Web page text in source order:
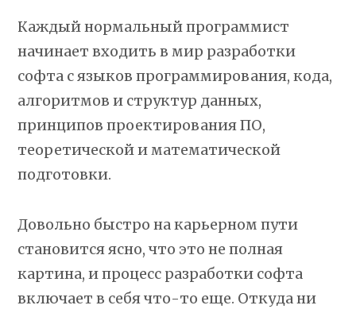
Каждый нормальный программист
начинает входить в мир разработки
софта с языков программирования, кода,
алгоритмов и структур данных,
принципов проектирования ПО,
теоретической и математической
подготовки.
Довольно быстро на карьерном пути
становится ясно, что это не полная
картина, и процесс разработки софта
включает в себя что-то еще. Откуда ни